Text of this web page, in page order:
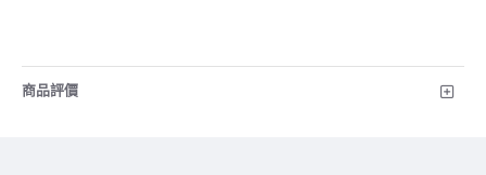
商品評價